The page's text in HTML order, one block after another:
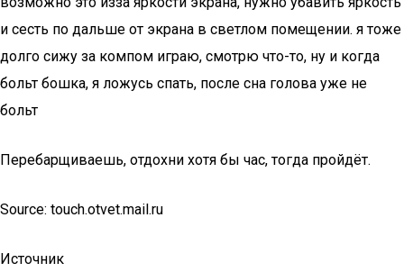
и сесть по дальше от экрана в светлом помещении. я тоже
долго сижу за компом играю, смотрю что-то, ну и когда
больт бошка, я ложусь спать, после сна голова уже не
больт
Перебарщиваешь, отдохни хотя бы час, тогда пройдёт.
Source: touch.otvet.mail.ru
Источник